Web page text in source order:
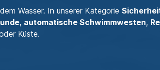
Wasser. In unserer Kategorie
, automatische Schwimmwesten,
Küste.